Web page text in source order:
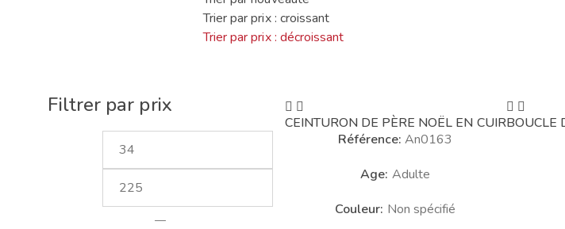
Trier par prix : croissant
Trier par prix : décroissant
Filtrer par prix
—
CEINTURON DE PÈRE NOËL EN CUIR
Référence: An0163
Age: Adulte
Couleur: Non spécifié
BOUCLE